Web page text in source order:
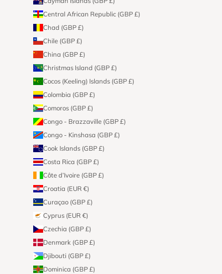
Central African Republic (GBP £)
Chad (GBP £)
Chile (GBP £)
China (GBP £)
Christmas Island (GBP £)
Cocos (Keeling) Islands (GBP £)
Colombia (GBP £)
Comoros (GBP £)
Congo - Brazzaville (GBP £)
Congo - Kinshasa (GBP £)
Cook Islands (GBP £)
Costa Rica (GBP £)
Côte d’Ivoire (GBP £)
Croatia (EUR €)
Curaçao (GBP £)
Cyprus (EUR €)
Czechia (GBP £)
Denmark (GBP £)
Djibouti (GBP £)
Dominica (GBP £)